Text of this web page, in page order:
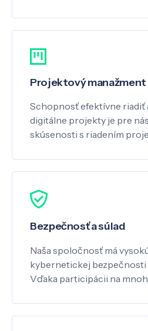
Projektový manažment
Schopnosť efektívne riadiť
digitálne projekty je pre
skúsenosti s riadením
Bezpečnosť a súlad
Naša spoločnosť má
kybernetickej bezpečnosti
Vďaka participácii na